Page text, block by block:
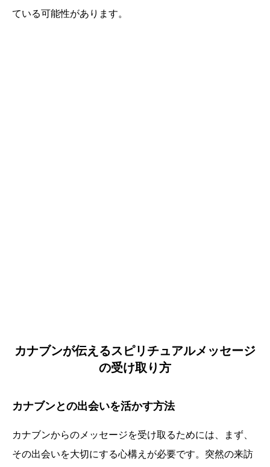
ている可能性があります。
カナブンが伝えるスピリチュアルメッセージ
の受け取り方
カナブンとの出会いを活かす方法
カナブンからのメッセージを受け取るためには、まず、
その出会いを大切にする心構えが必要です。突然の来訪